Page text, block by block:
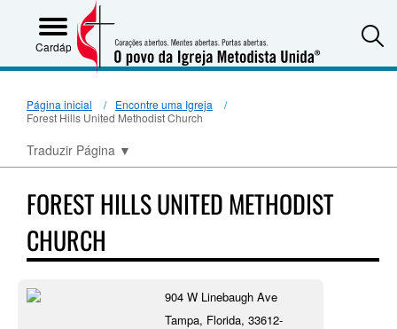
Cardápio
Página inicial
Encontre uma Igreja
Forest Hills United Methodist Church
Traduzir Página ▼
FOREST HILLS UNITED METHODIST
CHURCH
904 W Linebaugh Ave
Tampa, Florida, 33612-